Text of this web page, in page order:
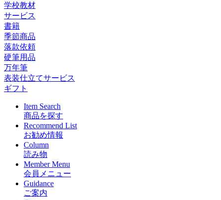
学校教材
サービス
書籍
季節商品
落款依頼
硬筆用品
万年筆
表装仕立てサービス
ギフト
Item Search
商品を探す
Recommend List
お勧め情報
Column
読み物
Member Menu
会員メニュー
Guidance
ご案内